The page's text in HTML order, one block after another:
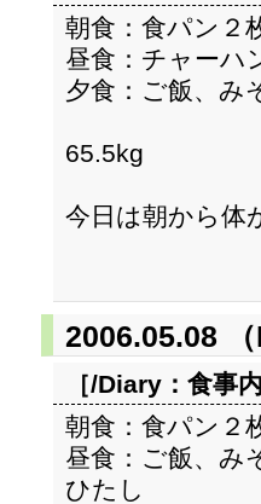
朝食：食パン２
昼食：チャーハ
夕食：ご飯、み
65.5kg
今日は朝から体
2006.05.08 （
［/Diary： 食事
朝食：食パン２
昼食：ご飯、み
ひたし